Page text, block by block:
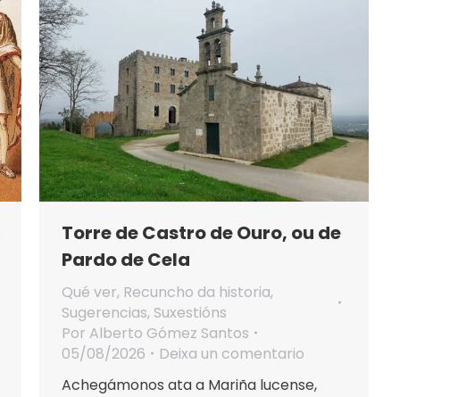
Torre de Castro de Ouro, ou de
Pardo de Cela
Qué ver, Recuncho da historia,
Sugerencias, Suxestións
Por Alberto Gómez Santos
05/08/2026
Deixa un comentario
Achegámonos ata a Mariña lucense,